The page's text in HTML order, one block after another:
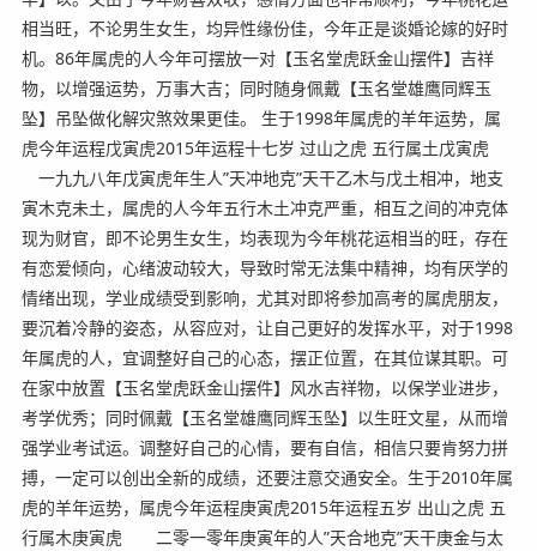
相当旺，不论男生女生，均异性缘份佳，今年正是谈婚论嫁的好时
机。86年属虎的人今年可摆放一对【玉名堂虎跃金山摆件】吉祥
物，以增强运势，万事大吉；同时随身佩戴【玉名堂雄鹰同辉玉
坠】吊坠做化解灾煞效果更佳。 生于1998年属虎的羊年运势，属
虎今年运程戊寅虎2015年运程十七岁 过山之虎 五行属土戊寅虎
一九九八年戊寅虎年生人”天冲地克”天干乙木与戊土相冲，地支
寅木克未土，属虎的人今年五行木土冲克严重，相互之间的冲克体
现为财官，即不论男生女生，均表现为今年桃花运相当的旺，存在
有恋爱倾向，心绪波动较大，导致时常无法集中精神，均有厌学的
情绪出现，学业成绩受到影响，尤其对即将参加高考的属虎朋友，
要沉着冷静的姿态，从容应对，让自己更好的发挥水平，对于1998
年属虎的人，宜调整好自己的心态，摆正位置，在其位谋其职。可
在家中放置【玉名堂虎跃金山摆件】风水吉祥物，以保学业进步，
考学优秀；同时佩戴【玉名堂雄鹰同辉玉坠】以生旺文星，从而增
强学业考试运。调整好自己的心情，要有自信，相信只要肯努力拼
搏，一定可以创出全新的成绩，还要注意交通安全。生于2010年属
虎的羊年运势，属虎今年运程庚寅虎2015年运程五岁 出山之虎 五
行属木庚寅虎 二零一零年庚寅年的人”天合地克”天干庚金与太